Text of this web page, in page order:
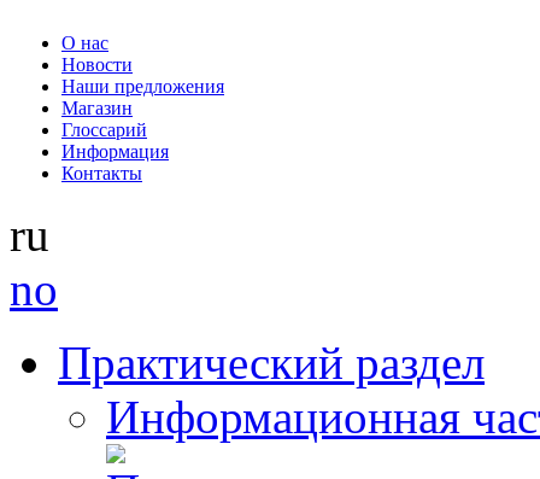
О нас
Новости
Наши предложения
Магазин
Глоссарий
Информация
Контакты
ru
no
Практический раздел
Информационная